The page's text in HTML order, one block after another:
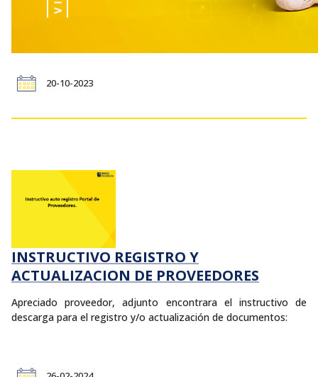
20-10-2023
INSTRUCTIVO REGISTRO Y
ACTUALIZACION DE PROVEEDORES
Apreciado proveedor, adjunto encontrara el instructivo de
descarga para el registro y/o actualización de documentos: